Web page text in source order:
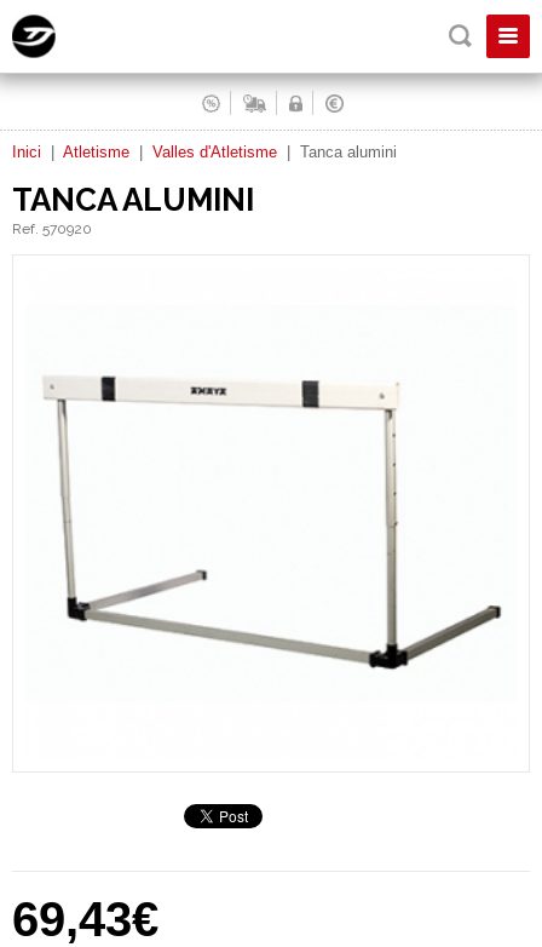
Inici Atletisme Valles d'Atletisme Tanca alumini
TANCA ALUMINI
Ref. 570920
69,43€